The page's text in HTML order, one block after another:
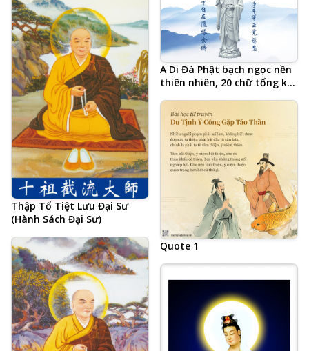
Hạ Liên Cư Hội Tập
A Di Đà Phật bạch ngọc nền
thiên nhiên, 20 chữ tổng kết
Hòa Thượng Tịnh Không,
Tịnh Tông Học Hội AMTB,
Phật hiệu viết tiếng Trung
Thập Tổ Tiệt Lưu Đại Sư
(Hành Sách Đại Sư)
Quote 1